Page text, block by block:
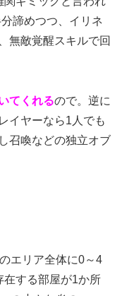
諦めつつ、イリネ
無敵覚醒スキルで回
てくれるので。逆に
イヤーなら1人でも
召喚などの独立オブ
エリア全体に0～4
在する部屋が1か所